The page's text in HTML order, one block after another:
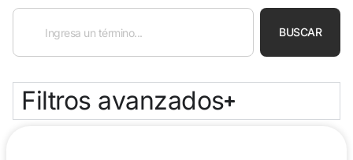
BUSCAR
Filtros avanzados